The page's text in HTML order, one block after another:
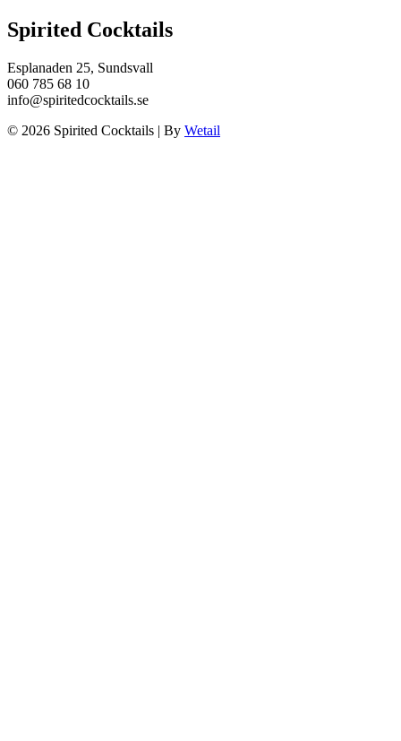
Spirited Cocktails
Esplanaden 25, Sundsvall
060 785 68 10
info@spiritedcocktails.se
© 2026 Spirited Cocktails | By Wetail